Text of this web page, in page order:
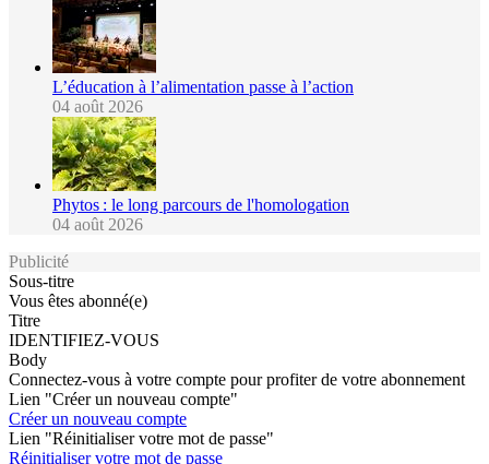
L’éducation à l’alimentation passe à l’action
04 août 2026
Phytos : le long parcours de l'homologation
04 août 2026
Publicité
Sous-titre
Vous êtes abonné(e)
Titre
IDENTIFIEZ-VOUS
Body
Connectez-vous à votre compte pour profiter de votre abonnement
Lien "Créer un nouveau compte"
Créer un nouveau compte
Lien "Réinitialiser votre mot de passe"
Réinitialiser votre mot de passe